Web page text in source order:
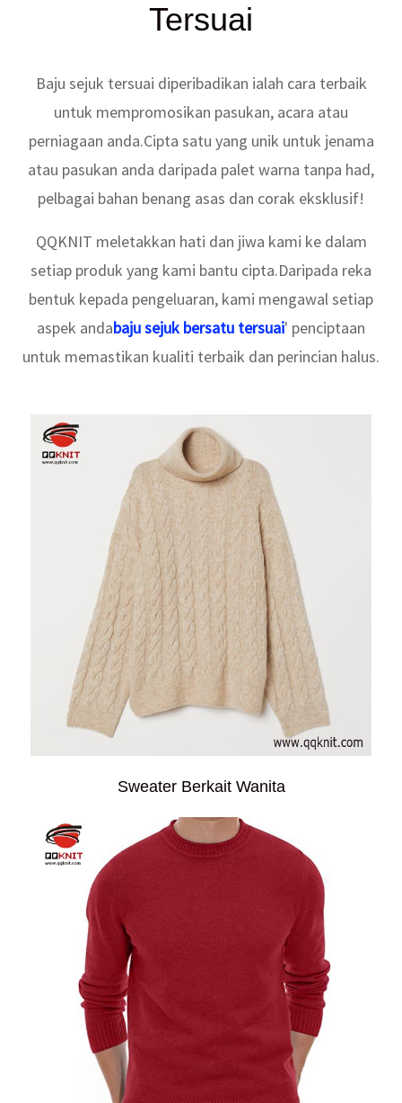
Tersuai
Baju sejuk tersuai diperibadikan ialah cara terbaik
untuk mempromosikan pasukan, acara atau
perniagaan anda.Cipta satu yang unik untuk jenama
atau pasukan anda daripada palet warna tanpa had,
pelbagai bahan benang asas dan corak eksklusif!
QQKNIT meletakkan hati dan jiwa kami ke dalam
setiap produk yang kami bantu cipta.Daripada reka
bentuk kepada pengeluaran, kami mengawal setiap
aspek andabaju sejuk bersatu tersuai' penciptaan
untuk memastikan kualiti terbaik dan perincian halus.
Sweater Berkait Wanita